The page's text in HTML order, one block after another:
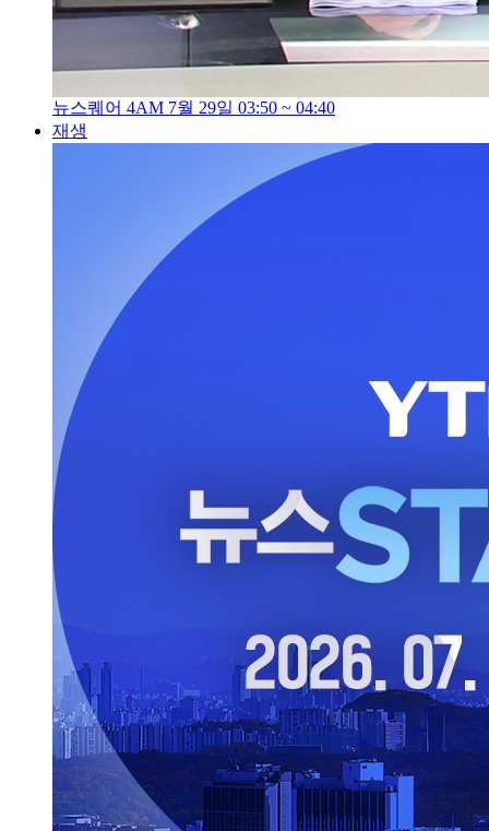
뉴스퀘어 4AM 7월 29일 03:50 ~ 04:40
재생